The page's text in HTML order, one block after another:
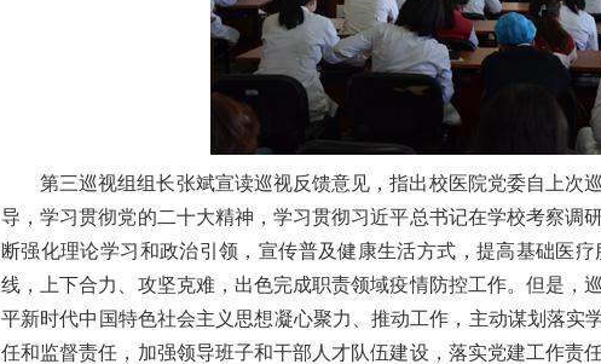
第三巡视组组长张斌宣读巡视反馈意见，指出校医院党委自上次
导，学习贯彻党的二十大精神，学习贯彻习近平总书记在学校考察调
断强化理论学习和政治引领，宣传普及健康生活方式，提高基础医
线，上下合力、攻坚克难，出色完成职责领域疫情防控工作。但是，
平新时代中国特色社会主义思想凝心聚力、推动工作，主动谋划落实
任和监督责任，加强领导班子和干部人才队伍建设，落实党建工作责